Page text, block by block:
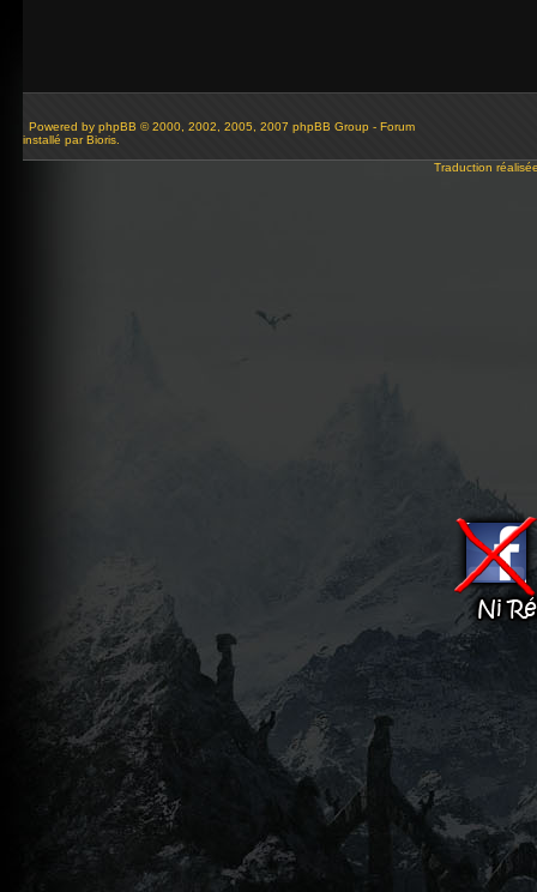
Powered by phpBB © 2000, 2002, 2005, 2007 phpBB Group - Forum
installé par Bioris.
Traduction